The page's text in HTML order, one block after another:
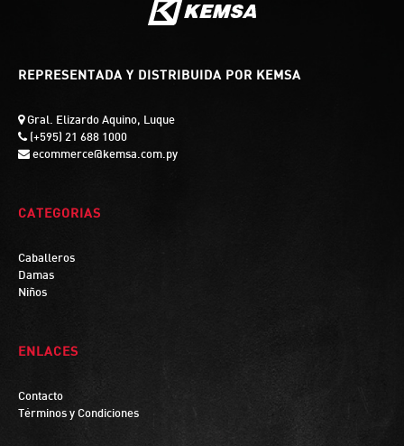
REPRESENTADA Y DISTRIBUIDA POR KEMSA
Gral. Elizardo Aquino, Luque
(+595) 21 688 1000
ecommerce@kemsa.com.py
CATEGORIAS
Caballeros
Damas
Niños
ENLACES
Contacto
Términos y Condiciones